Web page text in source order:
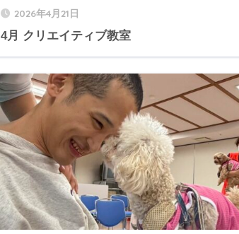
2026年4月21日
4月 クリエイティブ教室